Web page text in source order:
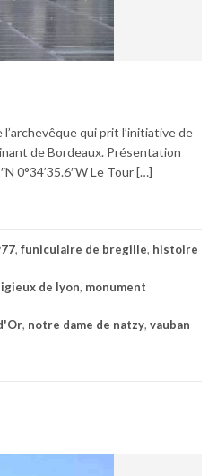
qui prit l’initiative de
de Bordeaux. Présentation
0°34’35.6″W Le Tour […]
, funiculaire de bregille, histoire
de lyon, monument
, notre dame de natzy, vauban